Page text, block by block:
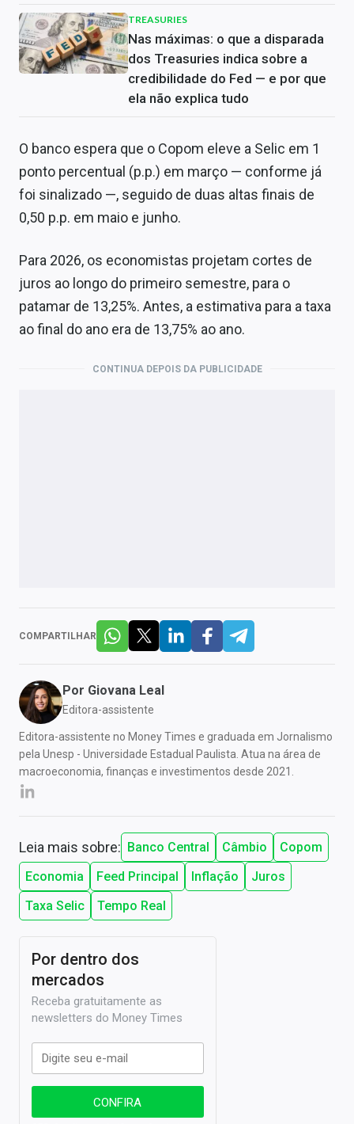
TREASURIES
Nas máximas: o que a disparada
dos Treasuries indica sobre a
credibilidade do Fed — e por que
ela não explica tudo
O banco espera que o Copom eleve a Selic em 1
ponto percentual (p.p.) em março — conforme já
foi sinalizado —, seguido de duas altas finais de
0,50 p.p. em maio e junho.
Para 2026, os economistas projetam cortes de
juros ao longo do primeiro semestre, para o
patamar de 13,25%. Antes, a estimativa para a taxa
ao final do ano era de 13,75% ao ano.
CONTINUA DEPOIS DA PUBLICIDADE
COMPARTILHAR
Por Giovana Leal
Editora-assistente
Editora-assistente no Money Times e graduada em Jornalismo
pela Unesp - Universidade Estadual Paulista. Atua na área de
macroeconomia, finanças e investimentos desde 2021.
Leia mais sobre: Banco Central Câmbio
Copom
Economia
Feed Principal Inflação
Juros
Taxa Selic
Tempo Real
Por dentro dos
mercados
Receba gratuitamente as
newsletters do Money Times